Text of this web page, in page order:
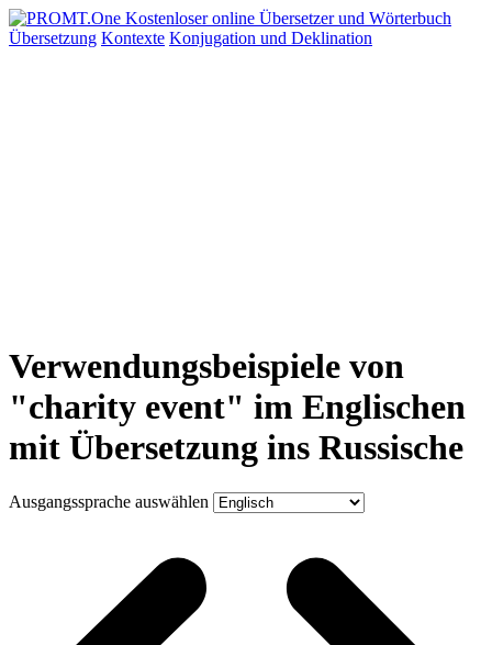
Übersetzung Kontexte Konjugation und Deklination
Verwendungsbeispiele von
"charity event" im Englischen
mit Übersetzung ins Russische
Ausgangssprache auswählen